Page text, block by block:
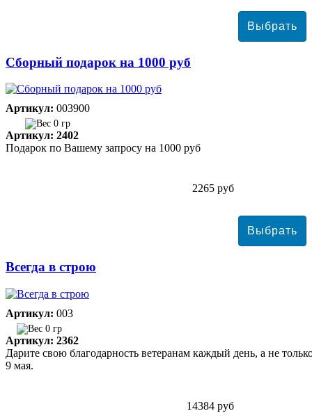
Сборный подарок на 1000 руб
Артикул: 003900
0 гр
Артикул: 2402
Подарок по Вашему запросу на 1000 руб
2265 руб
Всегда в строю
Артикул: 003
0 гр
Артикул: 2362
Дарите свою благодарность ветеранам каждый день, а не
9 мая.
14384 руб